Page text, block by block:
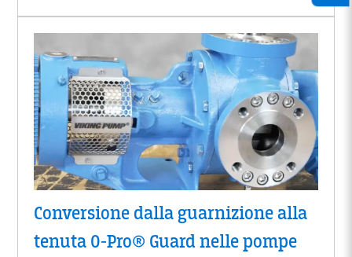
Conversione dalla guarnizione alla
tenuta O-Pro® Guard nelle pompe